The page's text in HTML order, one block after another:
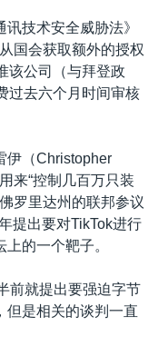
技术安全威胁法》
国会获取额外的授权
该公司（与拜登政
过去六个月时间审核
伊（Christopher
来“控制几百万只装
罗里达州的联邦参议
提出要对TikTok进行
的一个靶子。
前就提出要强迫字节
但是相关的谈判一直